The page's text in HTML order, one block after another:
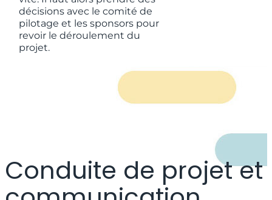
décisions avec le comité de
pilotage et les sponsors pour
revoir le déroulement du
projet.
Conduite de projet et